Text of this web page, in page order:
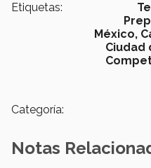
Etiquetas:
México,
Ciudad
Categoría:
Notas